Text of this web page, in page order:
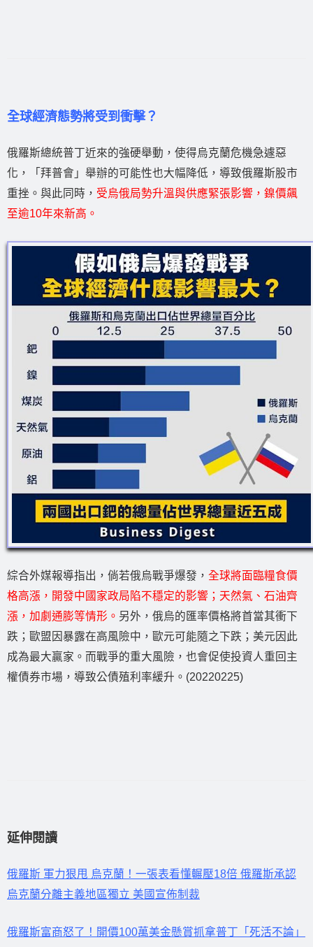
全球經濟態勢將受到衝擊？
俄羅斯總統普丁近來的強硬舉動，使得烏克蘭危機急遽惡
化，「拜普會」舉辦的可能性也大幅降低，導致俄羅斯股市
重挫。與此同時， 受烏俄局勢升溫與供應緊張影響，鎳價飆
至逾10年來新高。
綜合外媒報導指出，倘若俄烏戰爭爆發， 全球將面臨糧食價
格高漲，開發中國家政局陷不穩定的影響；天然氣、石油齊
漲，加劇通膨等情形。 另外，俄烏的匯率價格將首當其衝下
跌；歐盟因暴露在高風險中，歐元可能隨之下跌；美元因此
成為最大贏家。而戰爭的重大風險，也會促使投資人重回主
權債券市場，導致公債殖利率緩升。(20220225)
延伸閱讀
俄羅斯 軍力狠甩 烏克蘭！一張表看懂輾壓18倍 俄羅斯承認
烏克蘭分離主義地區獨立 美國宣佈制裁
俄羅斯富商怒了！開價100萬美金懸賞抓拿普丁「死活不論」